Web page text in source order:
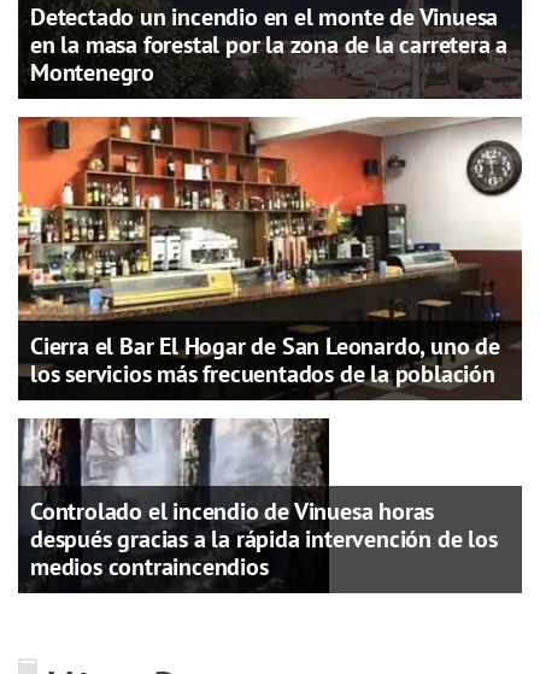
Detectado un incendio en el monte de Vinuesa
en la masa forestal por la zona de la carretera a
Montenegro
Cierra el Bar El Hogar de San Leonardo, uno de
los servicios más frecuentados de la población
Controlado el incendio de Vinuesa horas
después gracias a la rápida intervención de los
medios contraincendios